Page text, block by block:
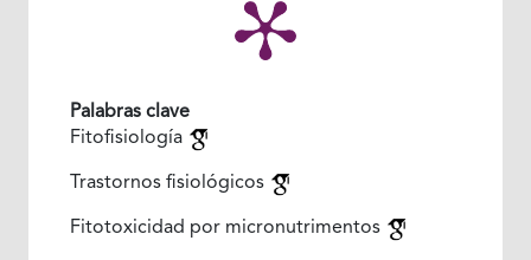
Palabras clave
Fitofisiología
Trastornos fisiológicos
Fitotoxicidad por micronutrimentos